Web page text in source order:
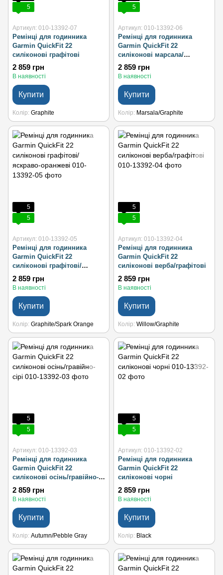
5
Артикул: 010-13392-07
Ремінці для годинника
Garmin QuickFit 22
силіконові графітові
2 859 грн
В наявності
Купити
Колір Graphite
5
Артикул: 010-13392-06
Ремінці для годинника
Garmin QuickFit 22
силіконові марсала/
графітові
2 859 грн
В наявності
Купити
Колір Marsala/Graphite
5
5
Артикул: 010-13392-05
Ремінці для годинника
Garmin QuickFit 22
силіконові графітові/
яскраво-оранжеві
2 859 грн
В наявності
Купити
Колір Graphite/Spark Orange
5
5
Артикул: 010-13392-04
Ремінці для годинника
Garmin QuickFit 22
силіконові верба/графітові
2 859 грн
В наявності
Купити
Колір Willow/Graphite
5
5
Артикул: 010-13392-03
Ремінці для годинника
Garmin QuickFit 22
силіконові осінь/гравійно-
сірі
2 859 грн
В наявності
Купити
Колір Autumn/Pebble Gray
5
5
Артикул: 010-13392-02
Ремінці для годинника
Garmin QuickFit 22
силіконові чорні
2 859 грн
В наявності
Купити
Колір Black